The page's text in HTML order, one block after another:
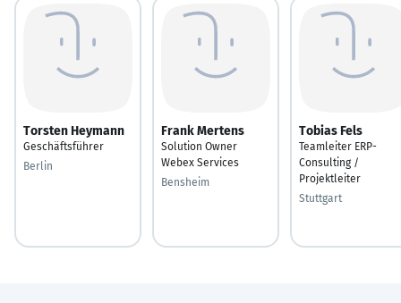
Torsten Heymann
Geschäftsführer
Berlin
Frank Mertens
Solution Owner
Webex Services
Bensheim
Tobias Fels
Teamleiter ERP-
Consulting /
Projektleiter
Stuttgart